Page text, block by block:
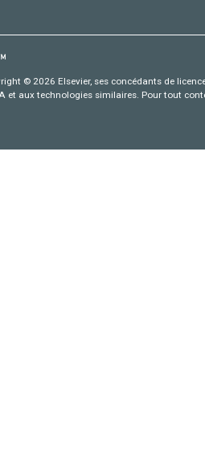
© 2026 Elsevier, ses concédants de
et aux technologies similaires. Pour tout